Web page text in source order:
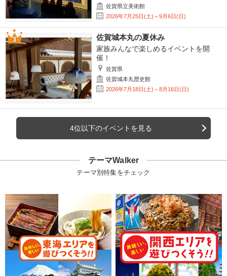
佐賀県立美術館
2026年7月25日(土)～9月6日(日)
佐賀城本丸の夏休み
家族みんなで楽しめるイベントを開
催！
佐賀県
佐賀城本丸歴史館
2026年7月18日(土)～8月16日(日)
4位以下のイベントを見る
テーマWalker
テーマ別特集をチェック